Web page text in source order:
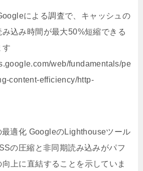
による調査で、キャッシュの
込み時間が最大50%短縮できる
す
web/fundamentals/pe
content-efficiency/http-
適化 GoogleのLighthouseツール
の圧縮と非同期読み込みがパフ
上に直結することを示していま